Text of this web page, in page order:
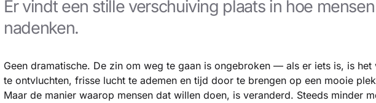
Er vindt een stille verschuiving plaats in hoe
nadenken.
Geen dramatische. De zin om weg te gaan is ongebroken — als er iets is, is het
te ontvluchten, frisse lucht te ademen en tijd door te brengen op een mooie
Maar de manier waarop mensen dat willen doen, is veranderd. Steeds minder